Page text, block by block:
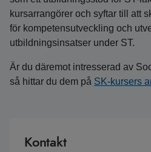
kursarrangörer och syftar till att
för kompetensutveckling och
utbildningsinsatser under ST.
Är du däremot intresserad av
så hittar du dem på SK-kursers
Kontakt